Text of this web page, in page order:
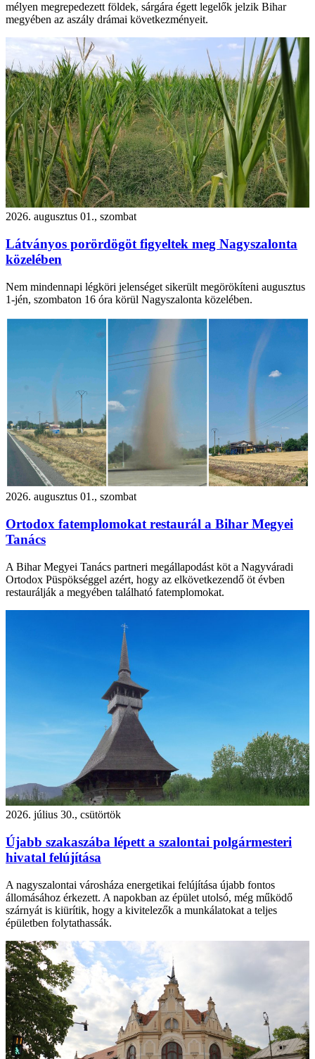
mélyen megrepedezett földek, sárgára égett legelők jelzik Bihar
megyében az aszály drámai következményeit.
2026. augusztus 01., szombat
Látványos porördögöt figyeltek meg Nagyszalonta
közelében
Nem mindennapi légköri jelenséget sikerült megörökíteni augusztus
1-jén, szombaton 16 óra körül Nagyszalonta közelében.
2026. augusztus 01., szombat
Ortodox fatemplomokat restaurál a Bihar Megyei
Tanács
A Bihar Megyei Tanács partneri megállapodást köt a Nagyváradi
Ortodox Püspökséggel azért, hogy az elkövetkezendő öt évben
restaurálják a megyében található fatemplomokat.
2026. július 30., csütörtök
Újabb szakaszába lépett a szalontai polgármesteri
hivatal felújítása
A nagyszalontai városháza energetikai felújítása újabb fontos
állomásához érkezett. A napokban az épület utolsó, még működő
szárnyát is kiürítik, hogy a kivitelezők a munkálatokat a teljes
épületben folytathassák.